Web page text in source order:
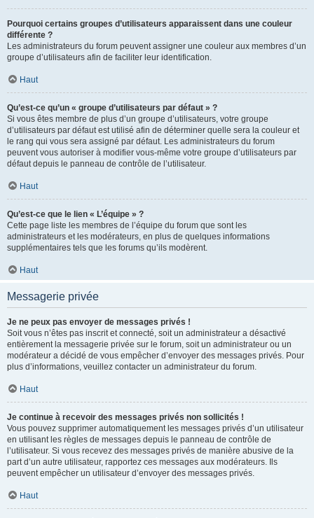
Pourquoi certains groupes d’utilisateurs apparaissent dans une couleur
différente ?
Les administrateurs du forum peuvent assigner une couleur aux membres d’un
groupe d’utilisateurs afin de faciliter leur identification.
Haut
Qu’est-ce qu’un « groupe d’utilisateurs par défaut » ?
Si vous êtes membre de plus d’un groupe d’utilisateurs, votre groupe
d’utilisateurs par défaut est utilisé afin de déterminer quelle sera la couleur et
le rang qui vous sera assigné par défaut. Les administrateurs du forum
peuvent vous autoriser à modifier vous-même votre groupe d’utilisateurs par
défaut depuis le panneau de contrôle de l’utilisateur.
Haut
Qu’est-ce que le lien « L’équipe » ?
Cette page liste les membres de l’équipe du forum que sont les
administrateurs et les modérateurs, en plus de quelques informations
supplémentaires tels que les forums qu’ils modèrent.
Haut
Messagerie privée
Je ne peux pas envoyer de messages privés !
Soit vous n’êtes pas inscrit et connecté, soit un administrateur a désactivé
entièrement la messagerie privée sur le forum, soit un administrateur ou un
modérateur a décidé de vous empêcher d’envoyer des messages privés. Pour
plus d’informations, veuillez contacter un administrateur du forum.
Haut
Je continue à recevoir des messages privés non sollicités !
Vous pouvez supprimer automatiquement les messages privés d’un utilisateur
en utilisant les règles de messages depuis le panneau de contrôle de
l’utilisateur. Si vous recevez des messages privés de manière abusive de la
part d’un autre utilisateur, rapportez ces messages aux modérateurs. Ils
peuvent empêcher un utilisateur d’envoyer des messages privés.
Haut